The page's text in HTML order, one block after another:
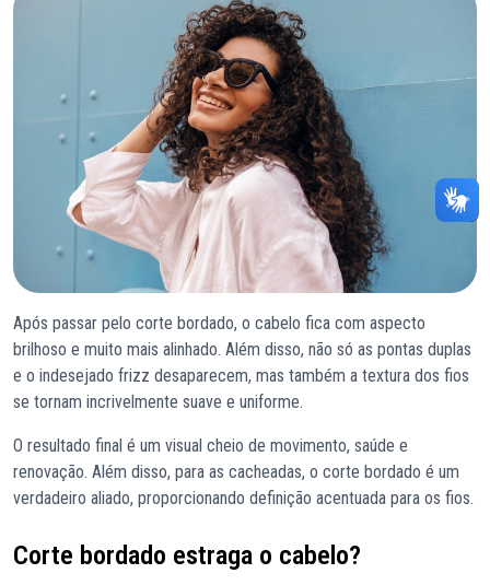
Após passar pelo corte bordado, o cabelo fica com aspecto
brilhoso e muito mais alinhado. Além disso, não só as pontas duplas
e o indesejado frizz desaparecem, mas também a textura dos fios
se tornam incrivelmente suave e uniforme.
O resultado final é um visual cheio de movimento, saúde e
renovação. Além disso, para as cacheadas, o corte bordado é um
verdadeiro aliado, proporcionando definição acentuada para os fios.
Corte bordado estraga o cabelo?